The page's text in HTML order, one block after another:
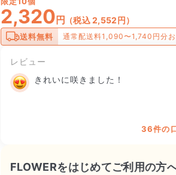
2,320円 （税込 2,552円）
送料無料 通常配送料1,090〜1,740円分お
レビュー
きれいに咲きました！
36件の
FLOWERをはじめてご利用の方